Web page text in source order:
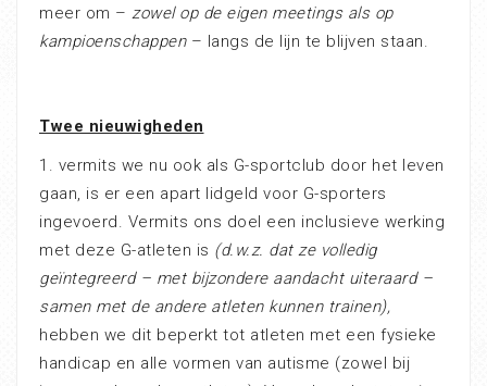
meer om – zowel op de eigen meetings als op
kampioenschappen– langs de lijn te blijven staan.
Twee nieuwigheden
1. vermits we nu ook als G-sportclub door het leven
gaan, is er een apart lidgeld voor G-sporters
ingevoerd. Vermits ons doel een inclusieve werking
met deze G-atleten is (d.w.z. dat ze volledig
geïntegreerd – met bijzondere aandacht uiteraard –
samen met de andere atleten kunnen trainen),
hebben we dit beperkt tot atleten met een fysieke
handicap en alle vormen van autisme (zowel bij